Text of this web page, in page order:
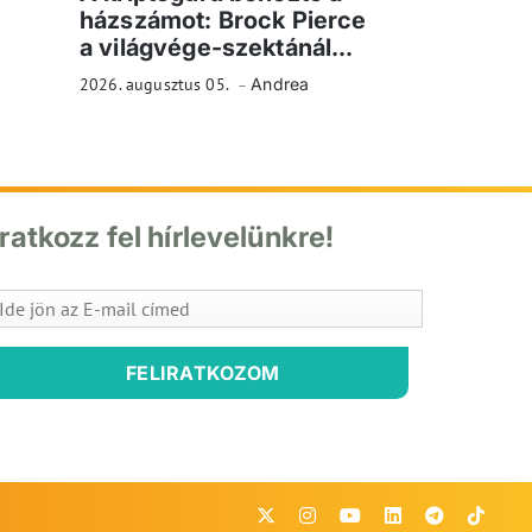
házszámot: Brock Pierce
a világvége-szektánál...
2026. augusztus 05. Andrea
fel hírlevelünkre!
FELIRATKOZOM